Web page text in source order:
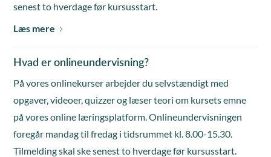
senest to hverdage før kursusstart.
Læs mere
Hvad er onlineundervisning?
På vores onlinekurser arbejder du selvstændigt med
opgaver, videoer, quizzer og læser teori om kursets emne
på vores online læringsplatform. Onlineundervisningen
foregår mandag til fredag i tidsrummet kl. 8.00-15.30.
Tilmelding skal ske senest to hverdage før kursusstart.